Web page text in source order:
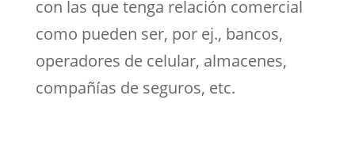
con las que tenga relación comercial
como pueden ser, por ej., bancos,
operadores de celular, almacenes,
compañías de seguros, etc.